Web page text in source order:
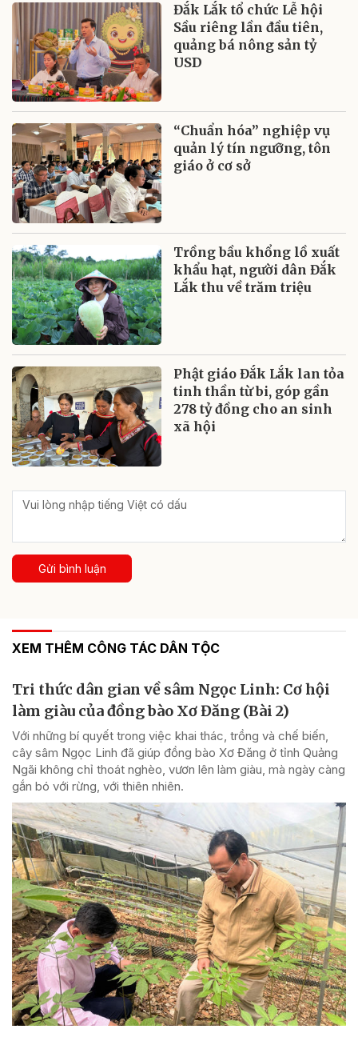
Đắk Lắk tổ chức Lễ hội
Sầu riêng lần đầu tiên,
quảng bá nông sản tỷ
USD
“Chuẩn hóa” nghiệp vụ
quản lý tín ngưỡng, tôn
giáo ở cơ sở
Trồng bầu khổng lồ xuất
khẩu hạt, người dân Đắk
Lắk thu về trăm triệu
Phật giáo Đắk Lắk lan tỏa
tinh thần từ bi, góp gần
278 tỷ đồng cho an sinh
xã hội
Gửi bình luận
XEM THÊM CÔNG TÁC DÂN TỘC
Tri thức dân gian về sâm Ngọc Linh: Cơ hội
làm giàu của đồng bào Xơ Đăng (Bài 2)
Với những bí quyết trong việc khai thác, trồng và chế biến,
cây sâm Ngọc Linh đã giúp đồng bào Xơ Đăng ở tỉnh Quảng
Ngãi không chỉ thoát nghèo, vươn lên làm giàu, mà ngày càng
gắn bó với rừng, với thiên nhiên.